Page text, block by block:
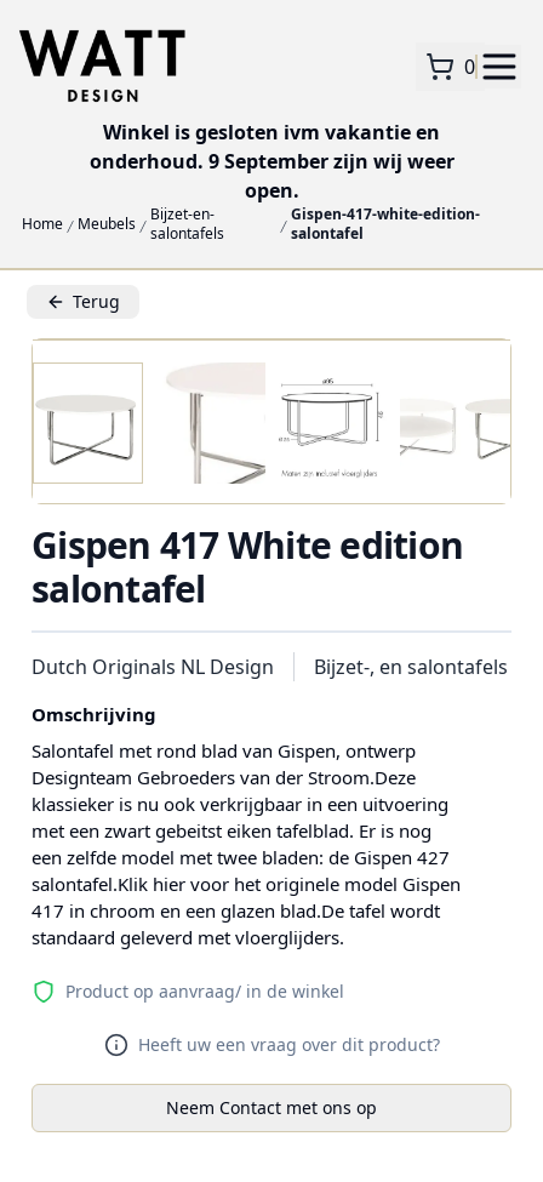
0
Winkel is gesloten ivm vakantie en
onderhoud. 9 September zijn wij weer
open.
Home Meubels
Bijzet-en-
salontafels
Gispen-417-white-edition-
salontafel
Terug
Gispen 417 White edition
salontafel
Dutch Originals NL Design Bijzet-, en salontafels
Omschrijving
Salontafel met rond blad van Gispen, ontwerp
Designteam Gebroeders van der Stroom.Deze
klassieker is nu ook verkrijgbaar in een uitvoering
met een zwart gebeitst eiken tafelblad. Er is nog
een zelfde model met twee bladen: de Gispen 427
salontafel.Klik hier voor het originele model Gispen
417 in chroom en een glazen blad.De tafel wordt
standaard geleverd met vloerglijders.
Product op aanvraag/ in de winkel
Heeft uw een vraag over dit product?
Neem Contact met ons op